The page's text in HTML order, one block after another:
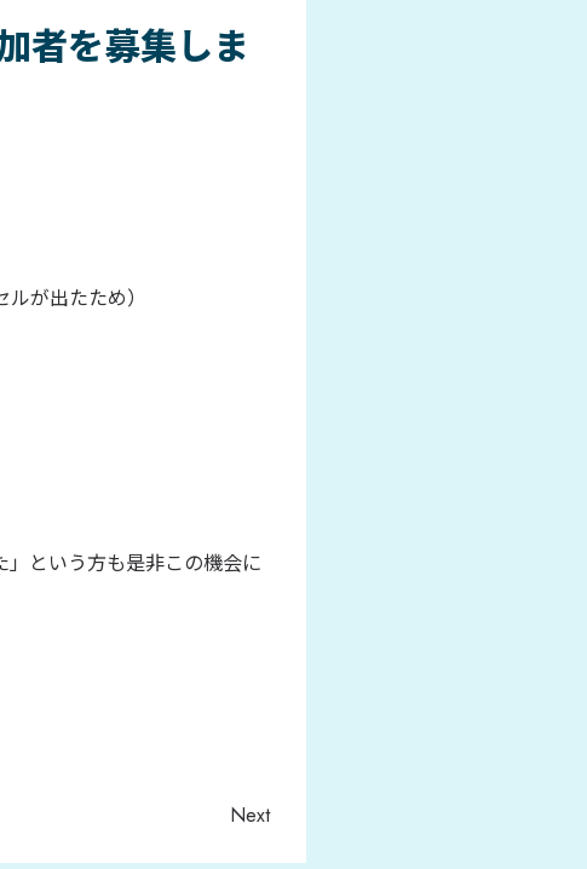
者を募集しま
が出たため）
」という方も是非この機会に
Next